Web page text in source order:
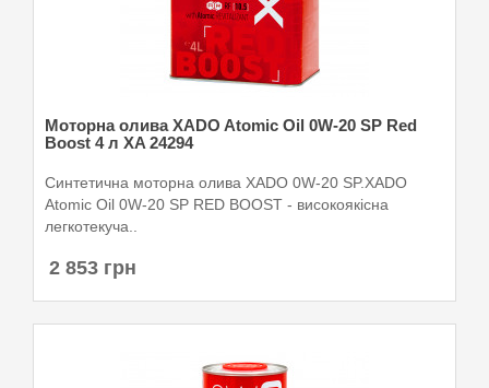
Моторна олива XADO Atomic Oil 0W-20 SP Red
Boost 4 л XA 24294
Синтетична моторна олива XADO 0W-20 SP.XADO
Atomic Oil 0W-20 SP RED BOOST - високоякісна
легкотекуча..
2 853 грн